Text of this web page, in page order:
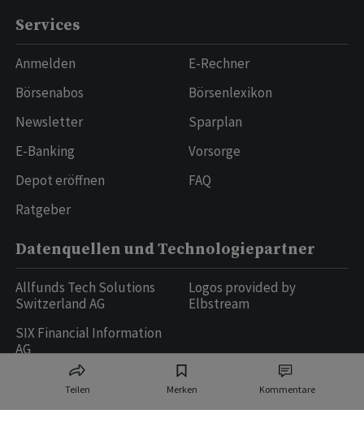
Teilen Merken Kommentare
Services
Anmelden
Börsenabos
Newsletter
E-Banking
Depot eröffnen
Ratgeber
E-Rechner
Börsenlexikon
Sparplan
Vorsorge
FAQ
Datenquellen und Technologiepartner
Allfunds Tech Solutions
Switzerland AG
SIX Financial Information
AG
Logos provided by
Elbstream
Ringier AG | Ringier Medien Schweiz